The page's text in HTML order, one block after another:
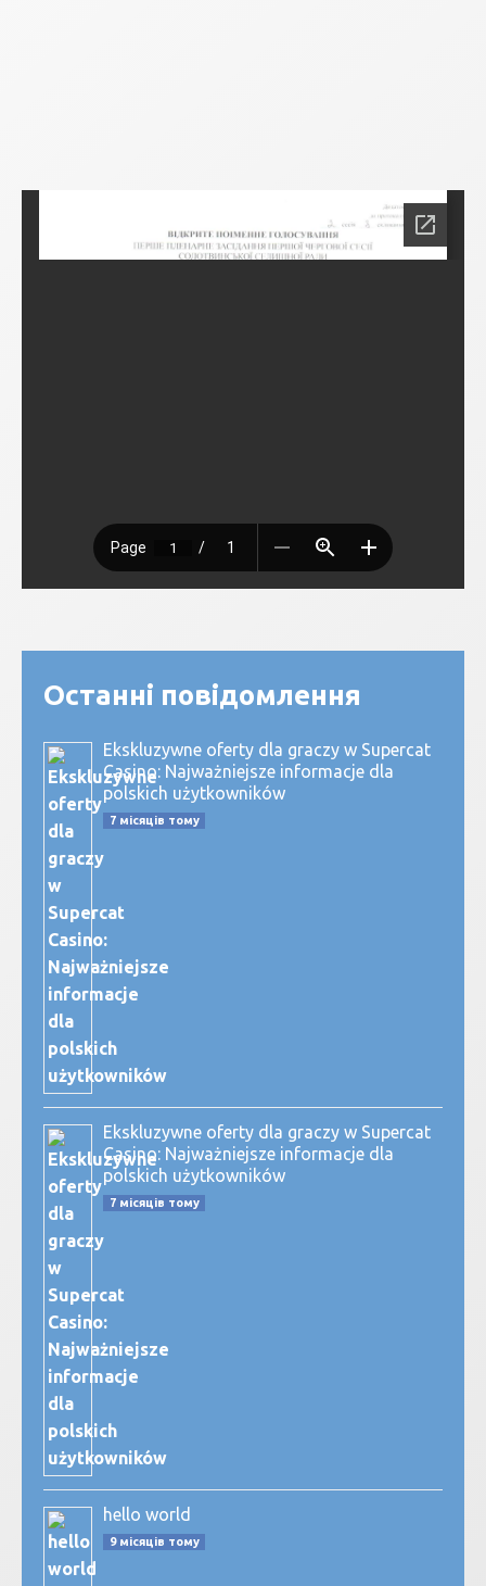
Останні повідомлення
Ekskluzywne oferty dla graczy w Supercat
Casino: Najważniejsze informacje dla
polskich użytkowników
7 місяців тому
Ekskluzywne oferty dla graczy w Supercat
Casino: Najważniejsze informacje dla
polskich użytkowników
7 місяців тому
hello world
9 місяців тому